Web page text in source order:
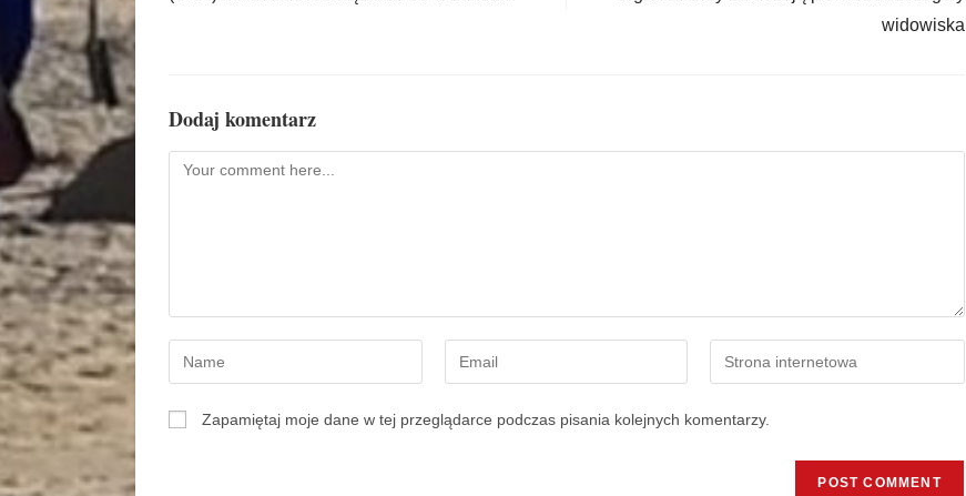
widowiska
Dodaj komentarz
Zapamiętaj moje dane w tej przeglądarce podczas pisania kolejnych komentarzy.